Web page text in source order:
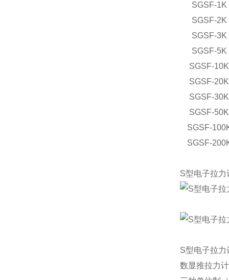
SGSF-1K
SGSF-2K
SGSF-3K
SGSF-5K
SGSF-10K
SGSF-20K
SGSF-30K
SGSF-50K
SGSF-
SGSF-
S型电子拉力
S型电子拉力
数显推拉力